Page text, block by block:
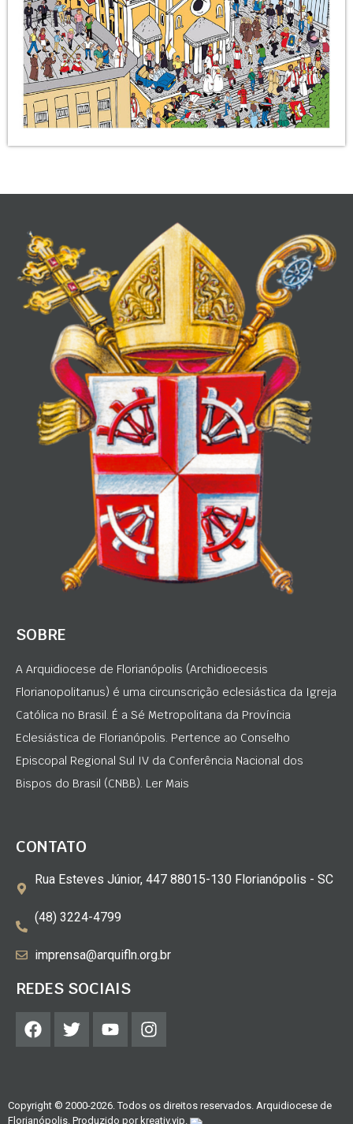
SOBRE
A Arquidiocese de Florianópolis (Archidioecesis
Florianopolitanus) é uma circunscrição eclesiástica da Igreja
Católica no Brasil. É a Sé Metropolitana da Província
Eclesiástica de Florianópolis. Pertence ao Conselho
Episcopal Regional Sul IV da Conferência Nacional dos
Bispos do Brasil (CNBB). Ler Mais
CONTATO
Rua Esteves Júnior, 447 88015-130 Florianópolis - SC
(48) 3224-4799
imprensa@arquifln.org.br
REDES SOCIAIS
Copyright © 2000-2026. Todos os direitos reservados. Arquidiocese de
Florianópolis. Produzido porkreativ.vip